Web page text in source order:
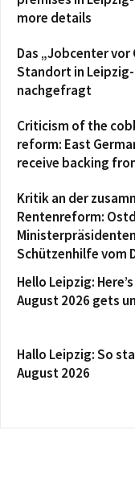
more details
Das „Jobcenter vor
Standort in
nachgefragt
Criticism of the
reform: East
receive backing
Kritik an der
Rentenreform:
Schützenhilfe vom
Hello Leipzig:
August 2026 gets
Hallo Leipzig: So
August 2026